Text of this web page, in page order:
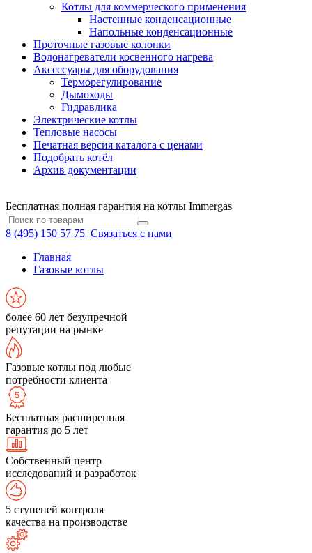
Котлы для коммерческого применения
Настенные конденсационные
Напольные конденсационные
Проточные газовые колонки
Водонагреватели косвенного нагрева
Аксессуары для оборудования
Терморегулирование
Дымоходы
Гидравлика
Электрические котлы
Тепловые насосы
Печатная версия каталога с ценами
Подобрать котёл
Архив документации
Бесплатная полная гарантия на котлы Immergas
8 (495) 150 57 75 Связаться с нами
Главная
Газовые котлы
более 60 лет безупречной
репутации на рынке
Газовые котлы под любые
потребности клиента
Бесплатная расширенная
гарантия до 5 лет
Собственный центр
исследований и разработок
5 ступеней контроля
качества на производстве